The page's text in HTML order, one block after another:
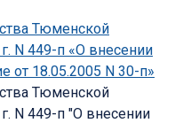
Тюменской
N 449-п «О внесении
от 18.05.2005 N 30-п»
Тюменской
N 449-п "О внесении